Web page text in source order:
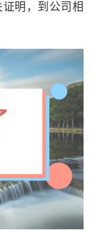
明，到公司相